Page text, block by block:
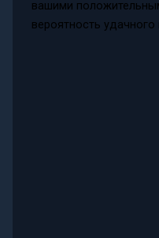
вашими
вероятность